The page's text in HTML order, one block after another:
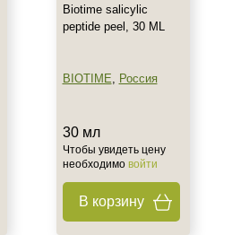
Biotime salicylic
peptide peel, 30 ML
BIOTIME, Россия
30 мл
Чтобы увидеть цену
необходимо войти
В корзину